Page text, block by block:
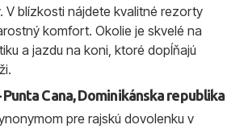
V blízkosti nájdete kvalitné rezorty
komfort. Okolie je skvelé na
a jazdu na koni, ktoré dopĺňajú
Punta Cana, Dominikánska republika
pre rajskú dovolenku v